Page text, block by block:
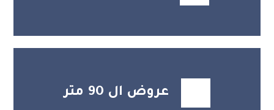
عروض ال 90 متر